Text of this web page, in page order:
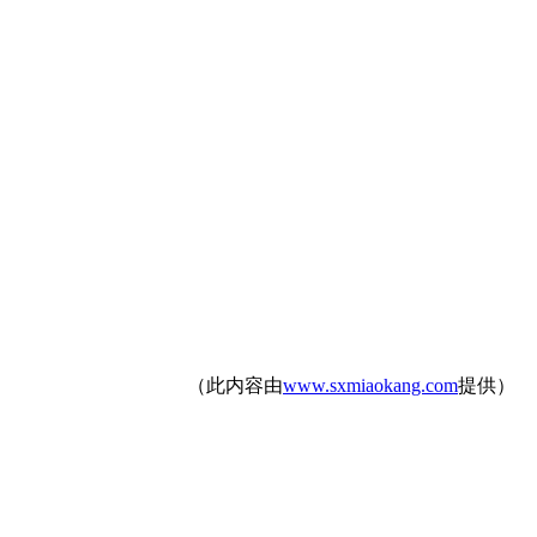
（此内容由www.sxmiaokang.com提供）